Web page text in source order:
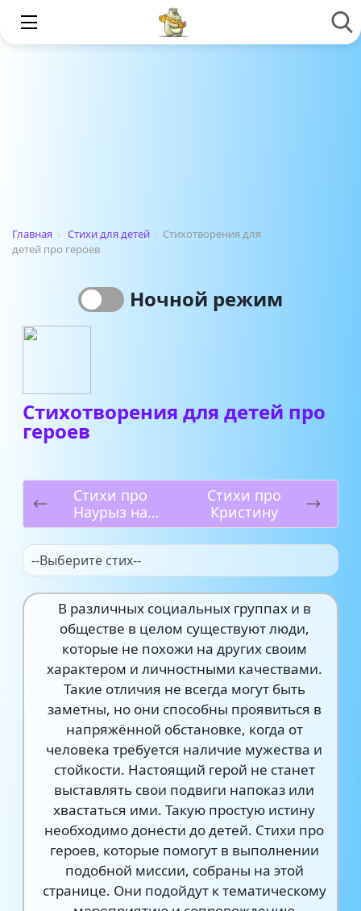
Главная › Стихи для детей › Стихотворения для
детей про героев
Ночной режим
Стихотворения для детей про
героев
Стихи про
Наурыз на
русском языке
Стихи про
Кристину
--Выберите стих--
В различных социальных группах и в
обществе в целом существуют люди,
которые не похожи на других своим
характером и личностными качествами.
Такие отличия не всегда могут быть
заметны, но они способны проявиться в
напряжённой обстановке, когда от
человека требуется наличие мужества и
стойкости. Настоящий герой не станет
выставлять свои подвиги напоказ или
хвастаться ими. Такую простую истину
необходимо донести до детей. Стихи про
героев, которые помогут в выполнении
подобной миссии, собраны на этой
странице. Они подойдут к тематическому